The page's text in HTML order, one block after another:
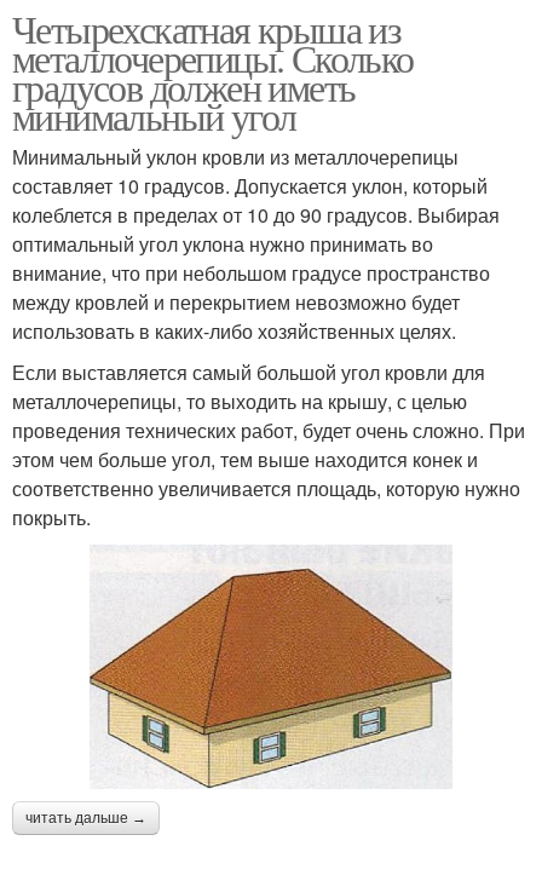
Четырехскатная крыша из
металлочерепицы. Сколько
градусов должен иметь
минимальный угол
Минимальный уклон кровли из металлочерепицы
составляет 10 градусов. Допускается уклон, который
колеблется в пределах от 10 до 90 градусов. Выбирая
оптимальный угол уклона нужно принимать во
внимание, что при небольшом градусе пространство
между кровлей и перекрытием невозможно будет
использовать в каких-либо хозяйственных целях.
Если выставляется самый большой угол кровли для
металлочерепицы, то выходить на крышу, с целью
проведения технических работ, будет очень сложно. При
этом чем больше угол, тем выше находится конек и
соответственно увеличивается площадь, которую нужно
покрыть.
читать дальше →